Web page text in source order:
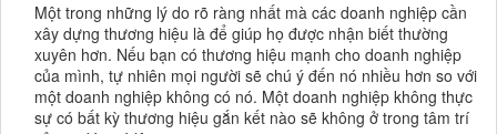
Một trong những lý do rõ ràng nhất mà các doanh nghiệp cần
xây dựng thương hiệu là để giúp họ được nhận biết thường
xuyên hơn. Nếu bạn có thương hiệu mạnh cho doanh nghiệp
của mình, tự nhiên mọi người sẽ chú ý đến nó nhiều hơn so với
một doanh nghiệp không có nó. Một doanh nghiệp không thực
sự có bất kỳ thương hiệu gắn kết nào sẽ không ở trong tâm trí